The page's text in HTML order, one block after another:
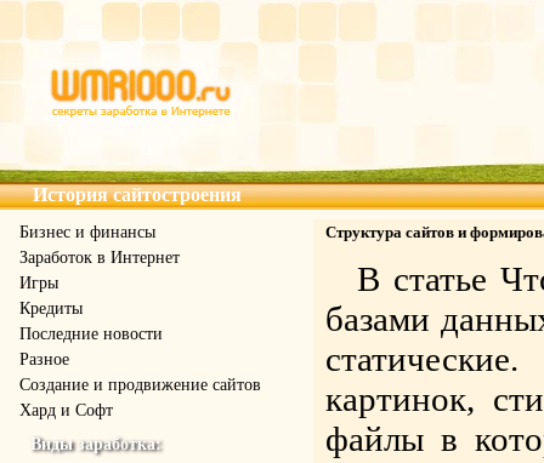
История сайтостроения
Бизнес и финансы
Заработок в Интернет
Игры
Кредиты
Последние новости
Разное
Создание и продвижение сайтов
Хард и Софт
Виды заработка:
Структура сайтов и
В статье
базами
картинок,
файлы в